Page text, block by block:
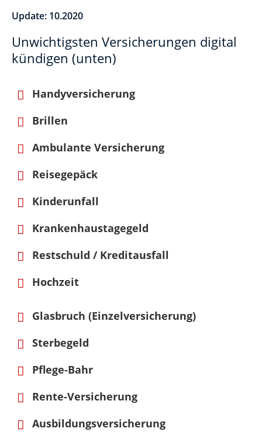
Update: 10.2020
Unwichtigsten Versicherungen digital
kündigen (unten)
Handyversicherung
Brillen
Ambulante Versicherung
Reisegepäck
Kinderunfall
Krankenhaustagegeld
Restschuld / Kreditausfall
Hochzeit
Glasbruch (Einzelversicherung)
Sterbegeld
Pflege-Bahr
Rente-Versicherung
Ausbildungsversicherung